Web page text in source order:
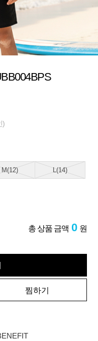
)
M(12) L(14)
총 상품 금액 0 원
찜하기